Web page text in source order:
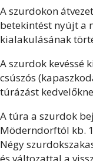
A szurdokon
betekintést nyújt a
kialakulásának
A szurdok kevéssé
csúszós
túrázást
A túra a szurdok
Möderndorftól kb.
Négy